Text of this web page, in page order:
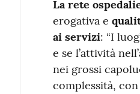
La rete
erogativa e
ai servizi: “I
e se l’attività
nei grossi
complessità,